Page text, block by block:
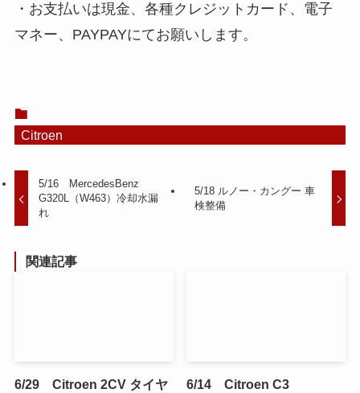
・お支払いは現金、各種クレジットカード、電子
マネー、PAYPAYにてお願いします。
Citroen
5/16 MercedesBenz
G320L（W463）冷却水漏
れ
5/18 ルノー・カングー 車
検整備
関連記事
6/29 Citroen 2CV タイヤ
6/14 Citroen C3